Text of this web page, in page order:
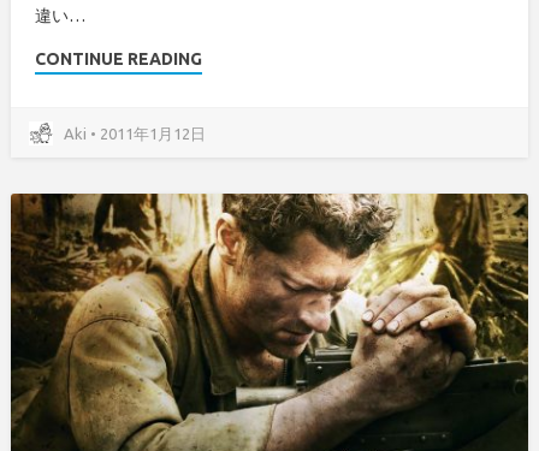
違い…
CONTINUE READING
Aki • 2011年1月12日